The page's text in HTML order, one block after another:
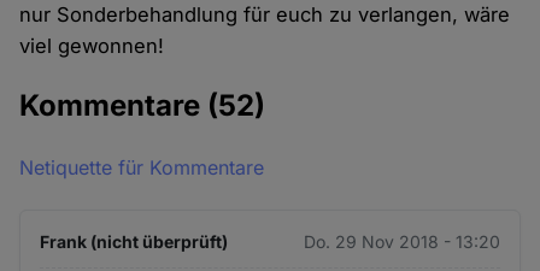
nur Sonderbehandlung für euch zu verlangen, wäre
viel gewonnen!
Kommentare (52)
Netiquette für Kommentare
Frank (nicht überprüft) Do. 29 Nov 2018 - 13:20